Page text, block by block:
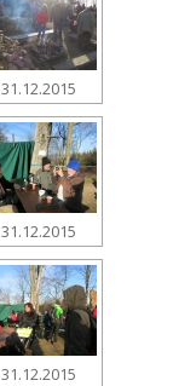
31.12.2015
31.12.2015
31.12.2015